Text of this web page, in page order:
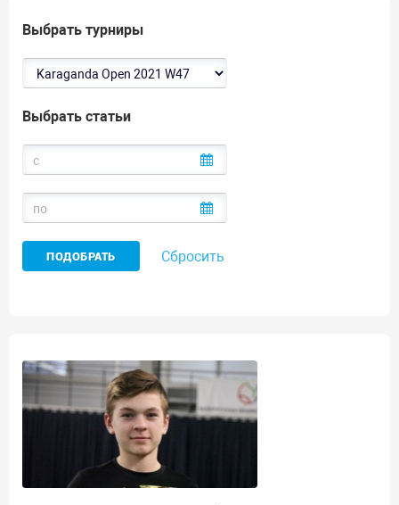
Выбрать турниры
Выбрать статьи
Сбросить